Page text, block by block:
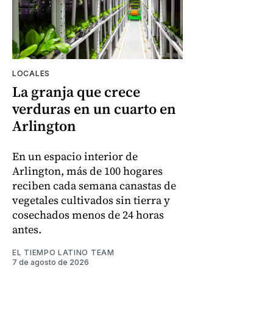
LOCALES
La granja que crece
verduras en un cuarto en
Arlington
En un espacio interior de
Arlington, más de 100 hogares
reciben cada semana canastas de
vegetales cultivados sin tierra y
cosechados menos de 24 horas
antes.
EL TIEMPO LATINO TEAM
7 de agosto de 2026